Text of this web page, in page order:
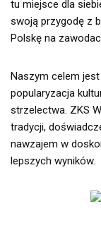
tu miejsce dla
swoją przygodę z
Polskę na
Naszym celem
popularyzacja
strzelectwa. ZKS
tradycji,
nawzajem w
lepszych wyników.